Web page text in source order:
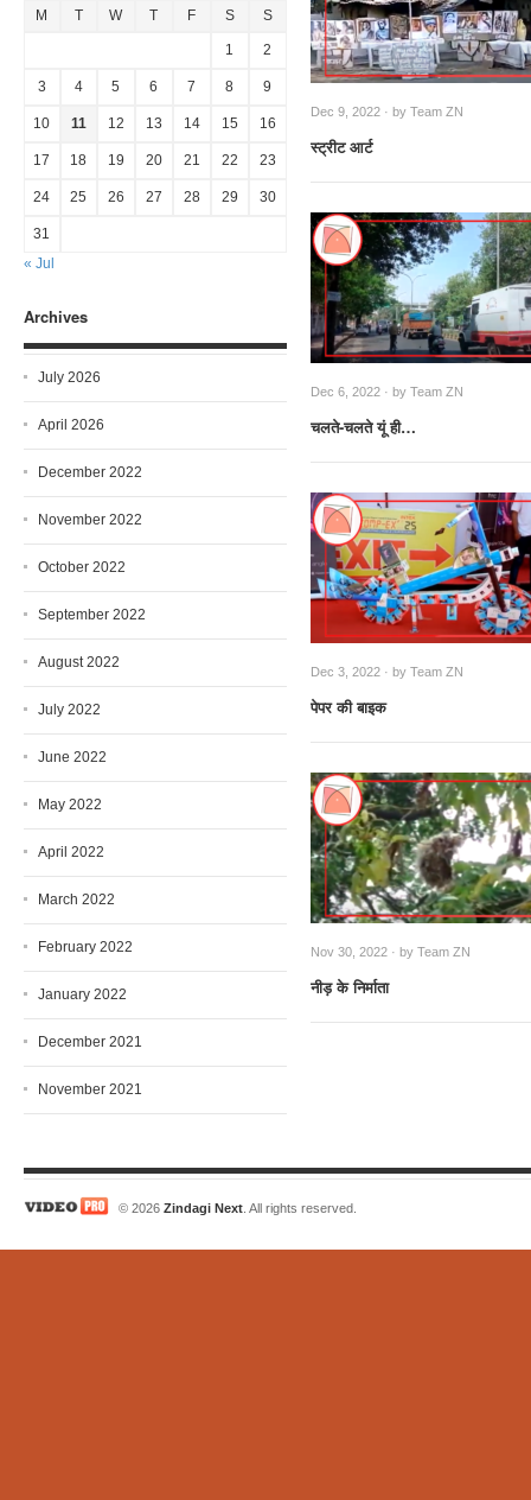
Dec 9, 2022 · by Team ZN
स्ट्रीट आर्ट
Dec 6, 2022 · by Team ZN
चलते-चलते यूं ही…
Dec 3, 2022 · by Team ZN
पेपर की बाइक
Nov 30, 2022 · by Team ZN
नीड़ के निर्माता
M T W T F S S
1 2
3 4 5 6 7 8 9
10 11 12 13 14 15 16
17 18 19 20 21 22 23
24 25 26 27 28 29 30
31
« Jul
Archives
July 2026
April 2026
December 2022
November 2022
October 2022
September 2022
August 2022
July 2022
June 2022
May 2022
April 2022
March 2022
February 2022
January 2022
December 2021
November 2021
© 2026 Zindagi Next . All rights reserved.